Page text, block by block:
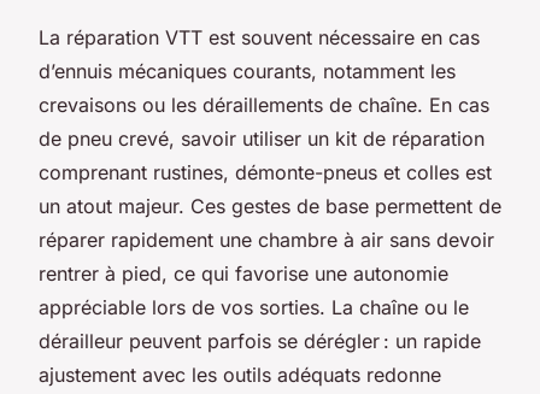
La réparation VTT est souvent nécessaire en cas
d’ennuis mécaniques courants, notamment les
crevaisons ou les déraillements de chaîne. En cas
de pneu crevé, savoir utiliser un kit de réparation
comprenant rustines, démonte-pneus et colles est
un atout majeur. Ces gestes de base permettent de
réparer rapidement une chambre à air sans devoir
rentrer à pied, ce qui favorise une autonomie
appréciable lors de vos sorties. La chaîne ou le
dérailleur peuvent parfois se dérégler : un rapide
ajustement avec les outils adéquats redonne